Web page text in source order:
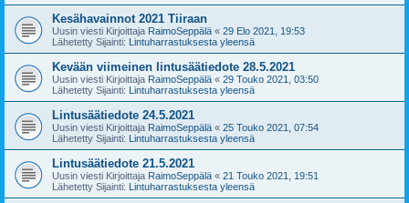
Kesähavainnot 2021 Tiiraan
Uusin viesti Kirjoittaja RaimoSeppälä « 29 Elo 2021, 19:53
Lähetetty Sijainti: Lintuharrastuksesta yleensä
Kevään viimeinen lintusäätiedote 28.5.2021
Uusin viesti Kirjoittaja RaimoSeppälä « 29 Touko 2021, 03:50
Lähetetty Sijainti: Lintuharrastuksesta yleensä
Lintusäätiedote 24.5.2021
Uusin viesti Kirjoittaja RaimoSeppälä « 25 Touko 2021, 07:54
Lähetetty Sijainti: Lintuharrastuksesta yleensä
Lintusäätiedote 21.5.2021
Uusin viesti Kirjoittaja RaimoSeppälä « 21 Touko 2021, 19:51
Lähetetty Sijainti: Lintuharrastuksesta yleensä